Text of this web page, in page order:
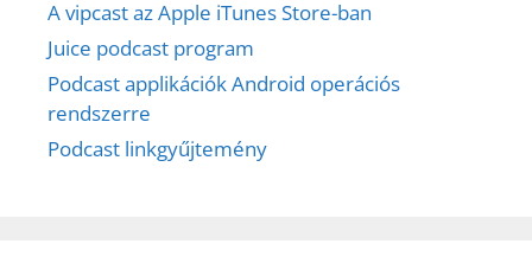
A vipcast az Apple iTunes Store-ban
Juice podcast program
Podcast applikációk Android operációs
rendszerre
Podcast linkgyűjtemény